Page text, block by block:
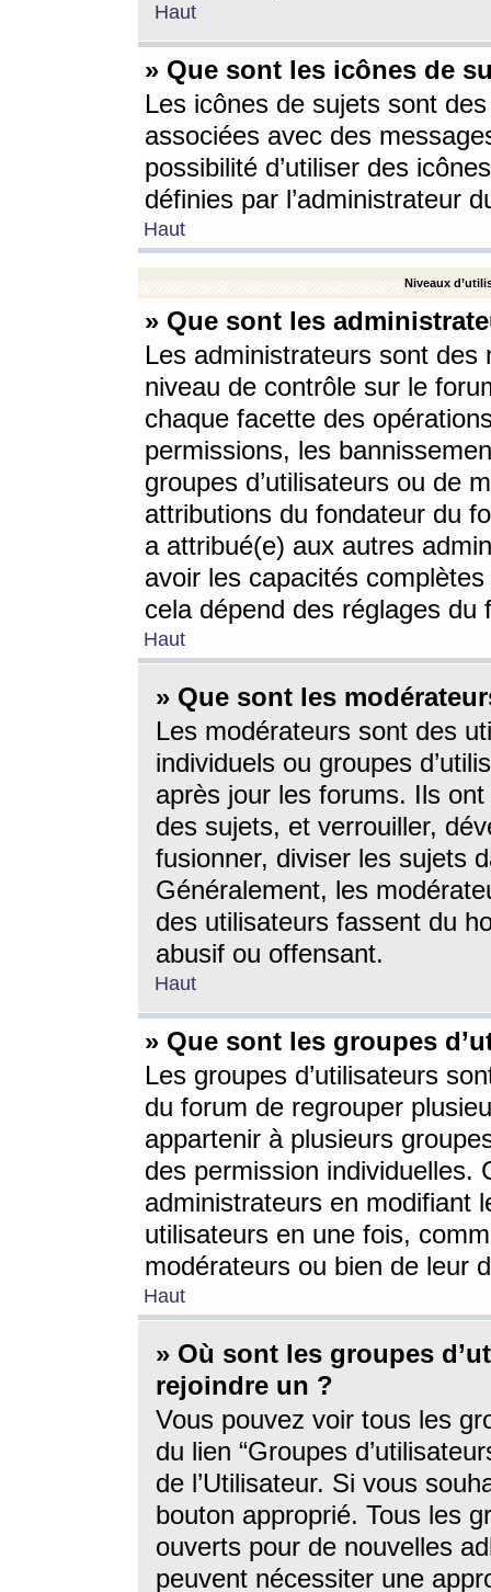
Haut
» Que sont les icônes de
Les icônes de sujets sont
associées avec des
possibilité d’utiliser des
définies par l’administrateur
Haut
Niveaux
» Que sont les
Les administrateurs sont
niveau de contrôle sur le
chaque facette des
permissions, les
groupes d’utilisateurs ou de
attributions du fondateur du
a attribué(e) aux autres
avoir les capacités
cela dépend des réglages du
Haut
» Que sont les
Les modérateurs sont des
individuels ou groupes
après jour les forums. Ils ont
des sujets, et verrouiller,
fusionner, diviser les sujets
Généralement, les
des utilisateurs fassent du
abusif ou offensant.
Haut
» Que sont les groupes
Les groupes d’utilisateurs
du forum de regrouper
appartenir à plusieurs
des permission individuelles.
administrateurs en modifiant
utilisateurs en une fois,
modérateurs ou bien de leur
Haut
» Où sont les groupes
rejoindre un ?
Vous pouvez voir tous les
du lien “Groupes
de l’Utilisateur. Si vous
bouton approprié. Tous les
ouverts pour de nouvelles
peuvent nécessiter une